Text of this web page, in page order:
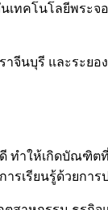
เทคโนโลยีพร
บุรี และระยอ
ห้เกิดบัณฑิตที่พึ
นรู้ด้วยการปฏิบั